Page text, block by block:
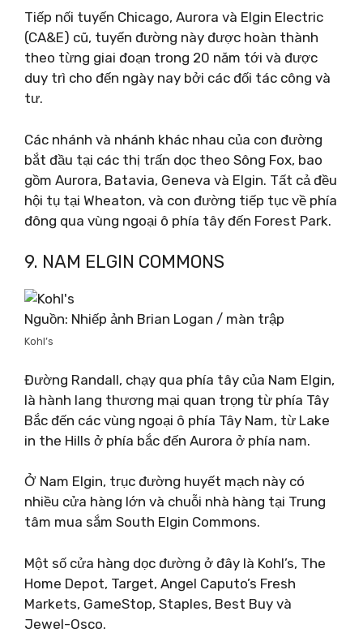
Tiếp nối tuyến Chicago, Aurora và Elgin Electric
(CA&E) cũ, tuyến đường này được hoàn thành
theo từng giai đoạn trong 20 năm tới và được
duy trì cho đến ngày nay bởi các đối tác công và
tư.
Các nhánh và nhánh khác nhau của con đường
bắt đầu tại các thị trấn dọc theo Sông Fox, bao
gồm Aurora, Batavia, Geneva và Elgin. Tất cả đều
hội tụ tại Wheaton, và con đường tiếp tục về phía
đông qua vùng ngoại ô phía tây đến Forest Park.
9. NAM ELGIN COMMONS
Nguồn: Nhiếp ảnh Brian Logan / màn trập
Kohl’s
Đường Randall, chạy qua phía tây của Nam Elgin,
là hành lang thương mại quan trọng từ phía Tây
Bắc đến các vùng ngoại ô phía Tây Nam, từ Lake
in the Hills ở phía bắc đến Aurora ở phía nam.
Ở Nam Elgin, trục đường huyết mạch này có
nhiều cửa hàng lớn và chuỗi nhà hàng tại Trung
tâm mua sắm South Elgin Commons.
Một số cửa hàng dọc đường ở đây là Kohl’s, The
Home Depot, Target, Angel Caputo’s Fresh
Markets, GameStop, Staples, Best Buy và
Jewel-Osco.